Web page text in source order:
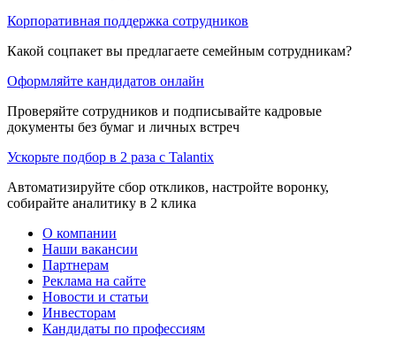
Корпоративная поддержка сотрудников
Какой соцпакет вы предлагаете семейным сотрудникам?
Оформляйте кандидатов онлайн
Проверяйте сотрудников и подписывайте кадровые
документы без бумаг и личных встреч
Ускорьте подбор в 2 раза с Talantix
Автоматизируйте сбор откликов, настройте воронку,
собирайте аналитику в 2 клика
О компании
Наши вакансии
Партнерам
Реклама на сайте
Новости и статьи
Инвесторам
Кандидаты по профессиям